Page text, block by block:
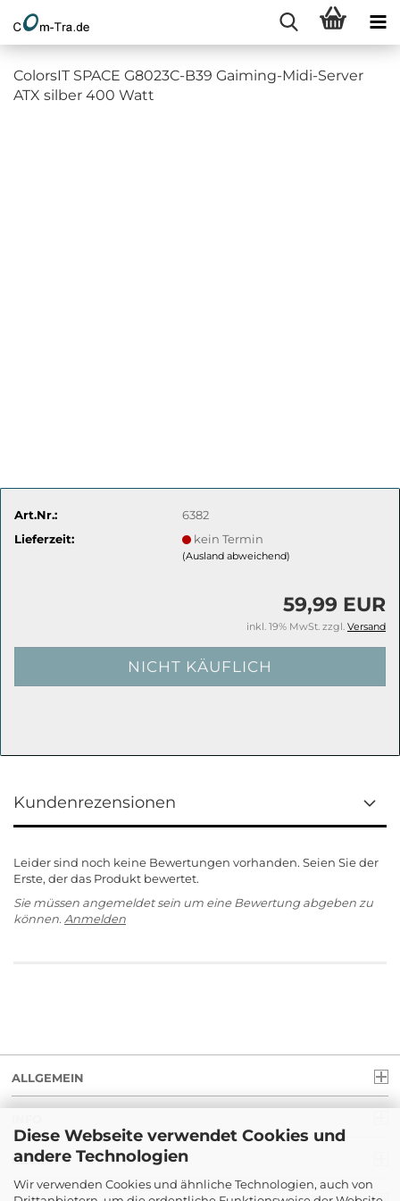
Diese Webseite verwendet Cookies und
andere Technologien
Wir verwenden Cookies und ähnliche Technologien, auch von
ColorsIT SPACE G8023C-B39 Gaiming-Midi-Server
ATX silber 400 Watt
Art.Nr.:
6382
Lieferzeit:
kein Termin
(Ausland abweichend)
59,99 EUR
inkl. 19% MwSt. zzgl. Versand
Kundenrezensionen
Leider sind noch keine Bewertungen vorhanden. Seien Sie der
Erste, der das Produkt bewertet.
Sie müssen angemeldet sein um eine Bewertung abgeben zu
können. Anmelden
ALLGEMEIN
RECHT